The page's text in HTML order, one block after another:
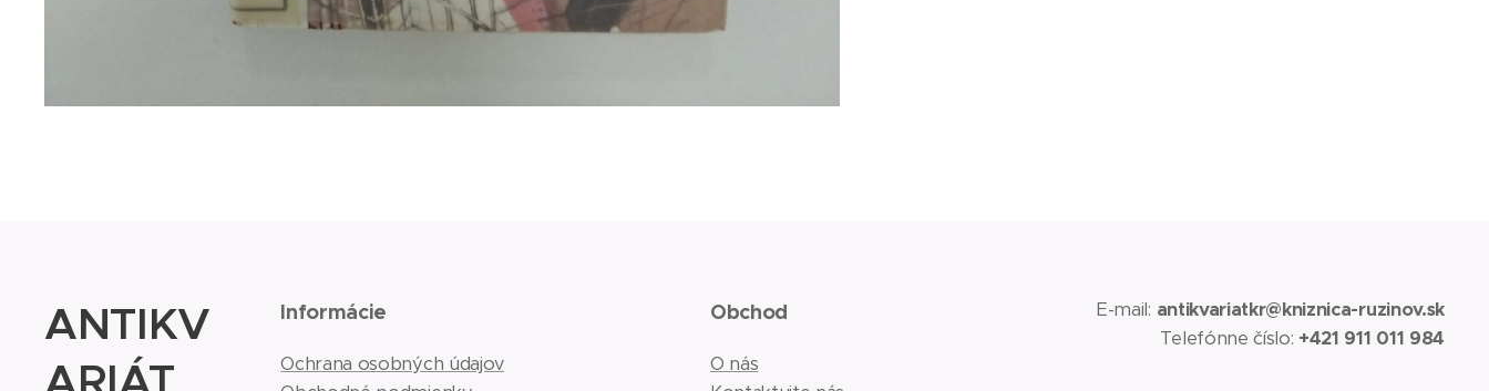
ANTIKV
ARIÁT
Informácie
Ochrana osobných údajov
Obchod
O nás
E-mail: antikvariatkr@kniznica-ruzinov.sk
Telefónne číslo: +421 911 011 984